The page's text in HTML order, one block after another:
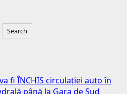
Search
fi ÎNCHIS circulației auto în
până la Gara de Sud